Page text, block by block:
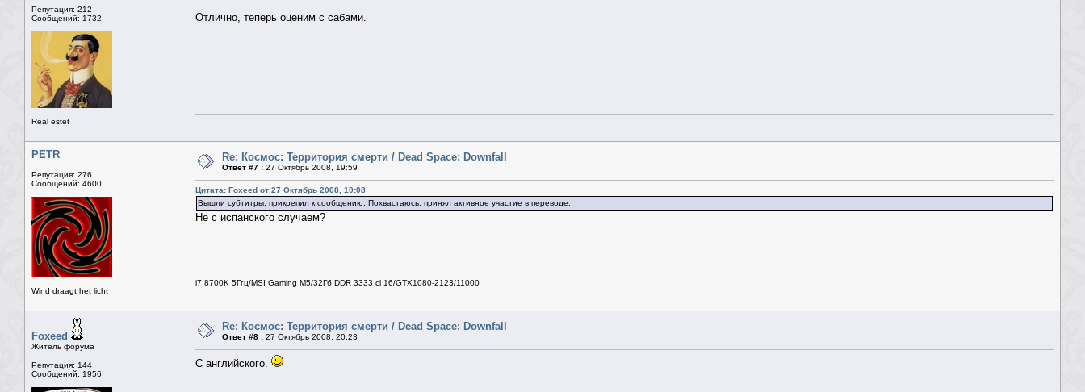
Репутация: 212
Сообщений: 1732
Real estet
Отлично, теперь оценим с сабами.
PETR
Репутация: 276
Сообщений: 4600
Wind draagt het licht
Re: Космос: Территория смерти / Dead Space: Downfall
Ответ #7 : 27 Октябрь 2008, 19:59
Цитата: Foxeed от 27 Октябрь 2008, 10:08
Вышли субтитры, прикрепил к сообщению. Похвастаюсь, принял активное участие в переводе.
Не с испанского случаем?
i7 8700K 5Ггц/MSI Gaming M5/32Гб DDR 3333 cl 16/GTX1080-2123/11000
Foxeed
Житель форума
Репутация: 144
Сообщений: 1956
Re: Космос: Территория смерти / Dead Space: Downfall
Ответ #8 : 27 Октябрь 2008, 20:23
С английского.